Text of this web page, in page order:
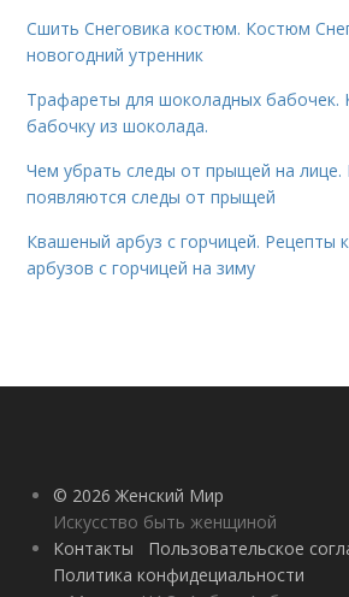
Сшить Снеговика костюм. Костюм
новогодний утренник
Трафареты для шоколадных бабочек.
бабочку из шоколада.
Чем убрать следы от прыщей на лице.
появляются следы от прыщей
Квашеный арбуз с горчицей. Рецепты
арбузов с горчицей на зиму
© 2026 Женский Мир
Искусство быть женщиной
Контакты
Пользовательское
Политика конфидециальности